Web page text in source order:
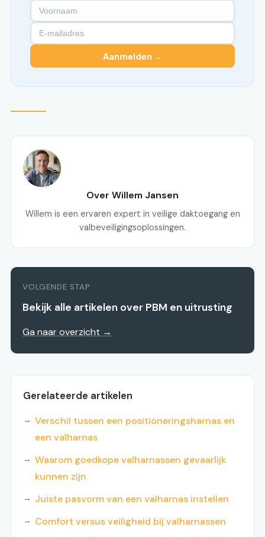
Aanmelden →
Over Willem Jansen
Willem is een ervaren expert in veilige daktoegang en
valbeveiligingsoplossingen.
VOLGENDE STAP
Bekijk alle artikelen over PBM en uitrusting
Ga naar overzicht →
Gerelateerde artikelen
Verschil tussen een positioneringsharnas en
een valharnas
Waarom goedkope valharnassen gevaarlijk
kunnen zijn
Juiste pasvorm van een valharnas instellen
Comfort versus veiligheid bij valharnassen